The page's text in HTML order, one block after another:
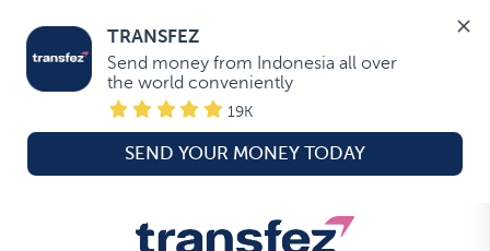
TRANSFEZ
Send money from Indonesia all over
the world conveniently
19K
SEND YOUR MONEY TODAY